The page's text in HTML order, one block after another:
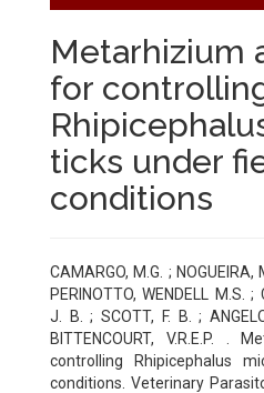
Metarhizium
for
ticks under
conditions
CAMARGO, M.G. ; NOGUEIRA,
PERINOTTO, WENDELL M.S. ;
J. B. ; SCOTT, F. B. ;
BITTENCOURT, V.R.E.P. .
controlling Rhipicephalus
conditions. Veterinary